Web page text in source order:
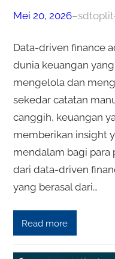
Mei 20, 2026–sdtoplit
Data-driven finance
dunia keuangan
mengelola dan
sekedar catatan
canggih, keuangan
memberikan insight
mendalam bagi para
dari data-driven
yang berasal dari…
Read more